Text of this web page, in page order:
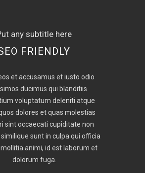
any subtitle here
FRIENDLY
et accusamus et iusto odio
ducimus qui blanditiis
voluptatum deleniti atque
dolores et quas molestias
sint occaecati cupiditate non
sunt in culpa qui officia
animi, id est laborum et
dolorum fuga.